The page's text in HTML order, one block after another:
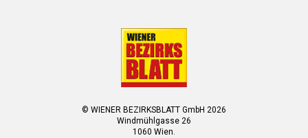
© WIENER BEZIRKSBLATT GmbH 2026
Windmühlgasse 26
1060 Wien.